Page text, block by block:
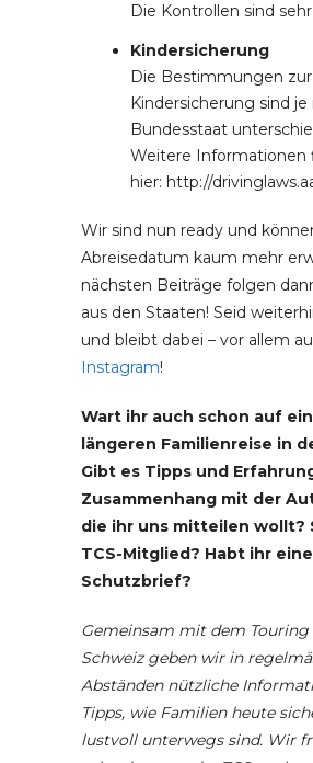
Die Kontrollen sind
Kindersicherung
Die Bestimmungen zur
Kindersicherung sind je
Bundesstaat
Weitere Informationen
hier: http://
Wir sind nun ready und
Abreisedatum kaum mehr
nächsten Beiträge folgen
aus den Staaten! Seid
und bleibt dabei – vor allem
Instagram!
Wart ihr auch schon auf
längeren Familienreise in
Gibt es Tipps und
Zusammenhang mit der
die ihr uns mitteilen wollt?
TCS-Mitglied? Habt ihr
Schutzbrief?
Gemeinsam mit dem Touring
Schweiz geben wir in
Abständen nützliche
Tipps, wie Familien heute
lustvoll unterwegs sind. Wir